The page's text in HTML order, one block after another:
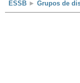
ESSB ► Grupos de